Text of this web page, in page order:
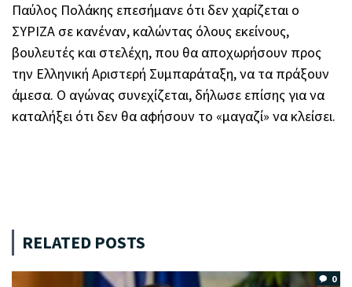
Παύλος Πολάκης επεσήμανε ότι δεν χαρίζεται ο
ΣΥΡΙΖΑ σε κανέναν, καλώντας όλους εκείνους,
βουλευτές και στελέχη, που θα αποχωρήσουν προς
την Ελληνική Αριστερή Συμπαράταξη, να τα πράξουν
άμεσα. Ο αγώνας συνεχίζεται, δήλωσε επίσης για να
καταλήξει ότι δεν θα αφήσουν το «μαγαζί» να κλείσει.
RELATED POSTS
0